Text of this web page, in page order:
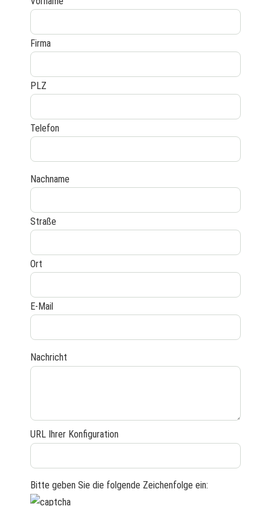
Firma
PLZ
Telefon
Nachname
Straße
Ort
E-Mail
Nachricht
URL Ihrer Konfiguration
Bitte geben Sie die folgende Zeichenfolge ein: